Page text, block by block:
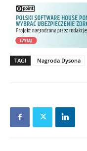
TAGI Nagroda Dysona